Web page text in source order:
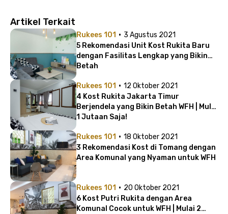
Artikel Terkait
Rukees 101 · 3 Agustus 2021
5 Rekomendasi Unit Kost Rukita Baru
dengan Fasilitas Lengkap yang Bikin
Betah
Rukees 101 · 12 Oktober 2021
4 Kost Rukita Jakarta Timur
Berjendela yang Bikin Betah WFH | Mulai
1 Jutaan Saja!
Rukees 101 · 18 Oktober 2021
3 Rekomendasi Kost di Tomang dengan
Area Komunal yang Nyaman untuk WFH
Rukees 101 · 20 Oktober 2021
6 Kost Putri Rukita dengan Area
Komunal Cocok untuk WFH | Mulai 2